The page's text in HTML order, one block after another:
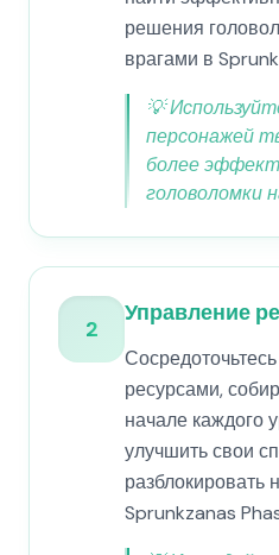
решения
врагами в
💡
персонажей
более
головоломки
2
Управление
ресурсами,
начале каждого
улучшить свои
разблокировать
Sprunkzanas